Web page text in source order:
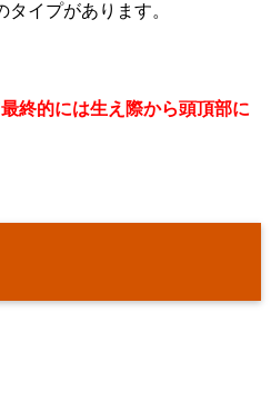
イプがあります。
終的には生え際から頭頂部に